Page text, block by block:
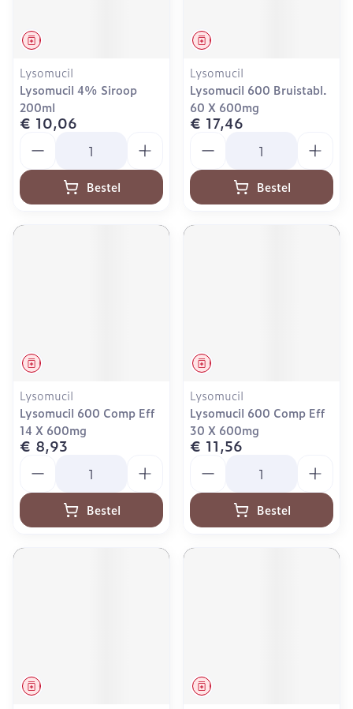
Geneesmiddel
Lysomucil
Lysomucil 4% Siroop
200ml
€ 10,06
Bestel
Geneesmiddel
Lysomucil
Lysomucil 600 Bruistabl.
60 X 600mg
€ 17,46
Bestel
Geneesmiddel
Lysomucil
Lysomucil 600 Comp Eff
14 X 600mg
€ 8,93
Bestel
Geneesmiddel
Lysomucil
Lysomucil 600 Comp Eff
30 X 600mg
€ 11,56
Bestel
Geneesmiddel Geneesmiddel